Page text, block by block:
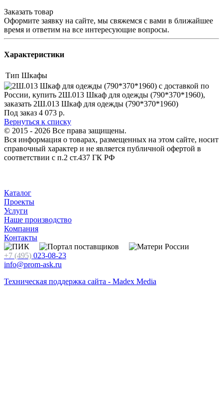
Заказать товар
Оформите заявку на сайте, мы свяжемся с вами в ближайшее
время и ответим на все интересующие вопросы.
Характеристики
Тип Шкафы
Под заказ 4 073 р.
Вернуться к списку
© 2015 - 2026 Все права защищены.
Вся информация о товарах, размещенных на этом сайте, носит
справочный характер и не является публичной офертой в
соответствии с п.2 ст.437 ГК РФ
Каталог
Проекты
Услуги
Наше производство
Компания
Контакты
+7 (495) 023-08-23
info@prom-ask.ru
Техническая поддержка сайта - Madex Media